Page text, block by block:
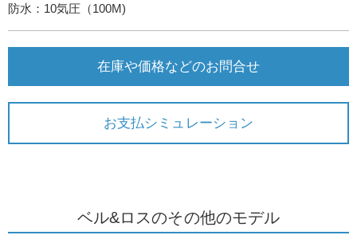
防水：10気圧（100M)
在庫や価格などのお問合せ
お支払シミュレーション
ベル&ロスのその他のモデル